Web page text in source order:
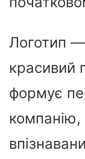
Логотип —
красивий
формує
компанію,